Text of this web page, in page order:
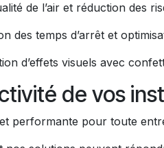
de l’air et réduction des
des temps d’arrêt et
d’effets visuels avec
de vos
performante pour toute